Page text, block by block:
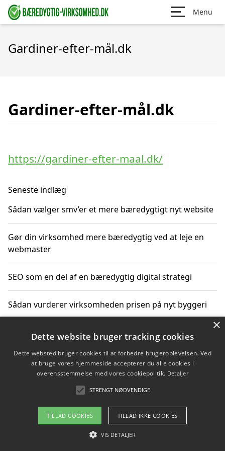
Menu
Gardiner-efter-mål.dk
Gardiner-efter-mål.dk
https://gardiner-efter-maal.dk/
Seneste indlæg
Sådan vælger smv’er et mere bæredygtigt nyt website
Gør din virksomhed mere bæredygtig ved at leje en
webmaster
SEO som en del af en bæredygtig digital strategi
Sådan vurderer virksomheden prisen på nyt byggeri
Sådan får du hjælp til en hjemmeside uden binding
Copyright 2026 - Pilanto Aps
Om / kontakt
Blog Betingelser
×
Dette website bruger tracking cookies
Dette websted bruger cookies til at forbedre brugeroplevelsen. Ved
at bruge vores hjemmeside accepterer du alle cookies i
overensstemmelse med vores cookiepolitik. Detaljer
STRENGT NØDVENDIGE
TILLAD COOKIES TILLAD IKKE COOKIES
VIS DETALJER